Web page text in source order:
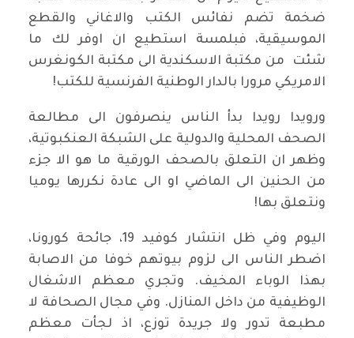
ضخمة تضم نفائس الكتب والاغاني والقطع
الموسيقية، فبلمسة استطيع ان اوفر لك ما
شئت من مكتبة الاسكندية الى مكتبة الكونغرس
الامريكي مرورا بالدار الوطنية الفرنسية للكتب!
ورويدا رويدا بدأ الناس ينصرفون الى مطالعة
الصحف المحلية والدولية على الشبكة العنكبوتية،
وظهر ان التعلق بالصحف الورقية ما هو الا جزء
من الحنين الى الماضي او الى عادة نكررها يوميا
ونتعلق بها!
اليوم وفي ظل انتشار كوفيد 19، جائحة كورونا،
اضطر الناس الى لزوم بيوتهم خوفا من الاصابة
بهذا الوباء المخيف. وتجري معظم الاشغال
الوظيفية من داخل المنازل. وفي مجال الصحافة لا
مطبعة تدور ولا جريدة توزع، اذ لجأت معظم